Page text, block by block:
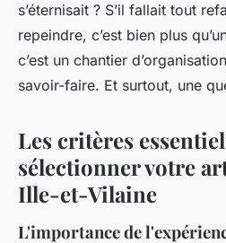
s’éternisait ? S’il fallait tout
repeindre, c’est bien plus
c’est un chantier
savoir-faire. Et surtout, une
Les critères
sélectionner votre
Ille-et-Vilaine
L'importance de